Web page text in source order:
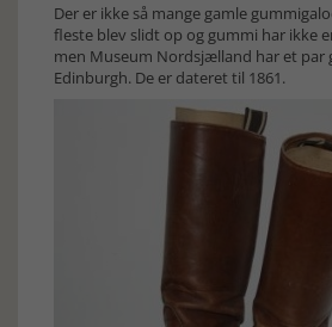
Der er ikke så mange gamle
fleste blev slidt op og gummi har ikke
men Museum Nordsjælland har et par
Edinburgh. De er dateret til 1861.